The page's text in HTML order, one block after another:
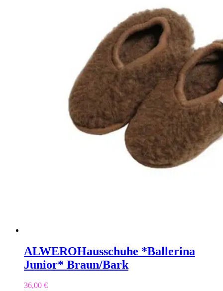
ALWEROHausschuhe *Ballerina
Junior* Braun/Bark
36,00 €